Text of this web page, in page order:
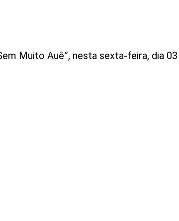
Muito Auê”, nesta sexta-feira, dia